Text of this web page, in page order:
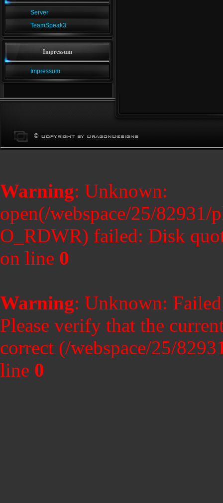
Server
TeamSpeak3
Impressum
Impressum
Warning: Unknown:
open(/webspace/25/82931/
O_RDWR) failed: Disk
on line 0
Warning: Unknown:
Please verify that the
correct (/webspace/25/
line 0